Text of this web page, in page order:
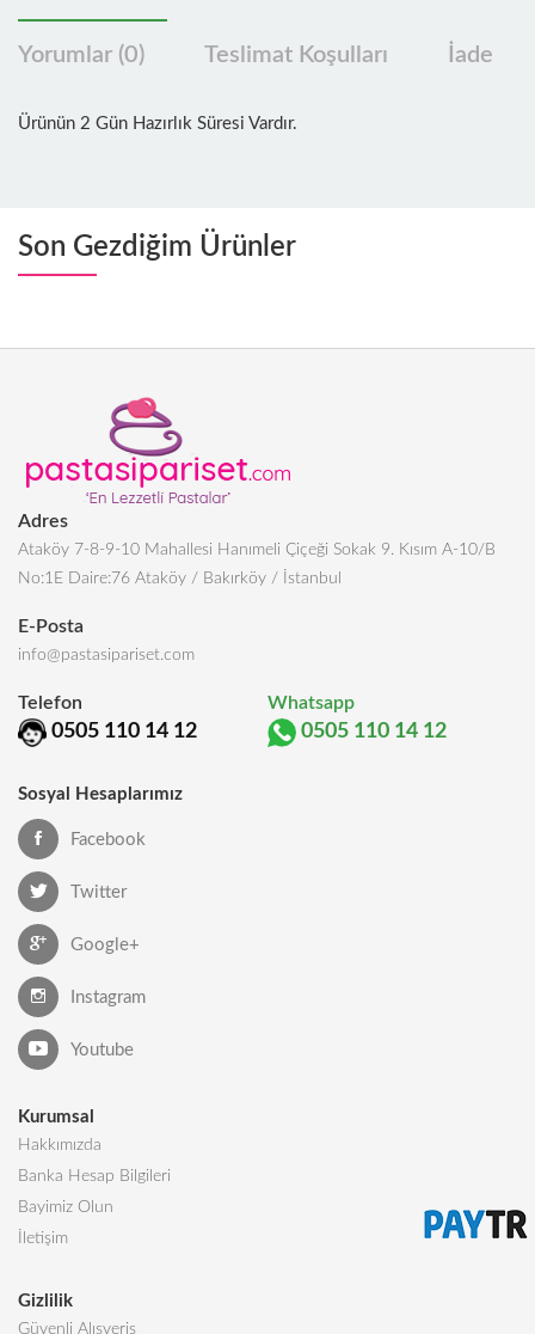
Yorumlar (0) Teslimat Koşulları İade
Ürünün 2 Gün Hazırlık Süresi Vardır.
Son Gezdiğim Ürünler
Adres
Ataköy 7-8-9-10 Mahallesi Hanımeli Çiçeği Sokak 9. Kısım A-10/B
No:1E Daire:76 Ataköy / Bakırköy / İstanbul
E-Posta
info@pastasipariset.com
Telefon
0505 110 14 12
Whatsapp
0505 110 14 12
Sosyal Hesaplarımız
Facebook
Twitter
Google+
Instagram
Youtube
Kurumsal
Hakkımızda
Banka Hesap Bilgileri
Bayimiz Olun
İletişim
Gizlilik
Güvenli Alışveriş